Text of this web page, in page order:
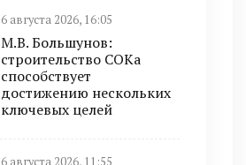
6 августа 2026, 16:05
М.В. Большунов:
строительство СОКа
способствует
достижению нескольких
ключевых целей